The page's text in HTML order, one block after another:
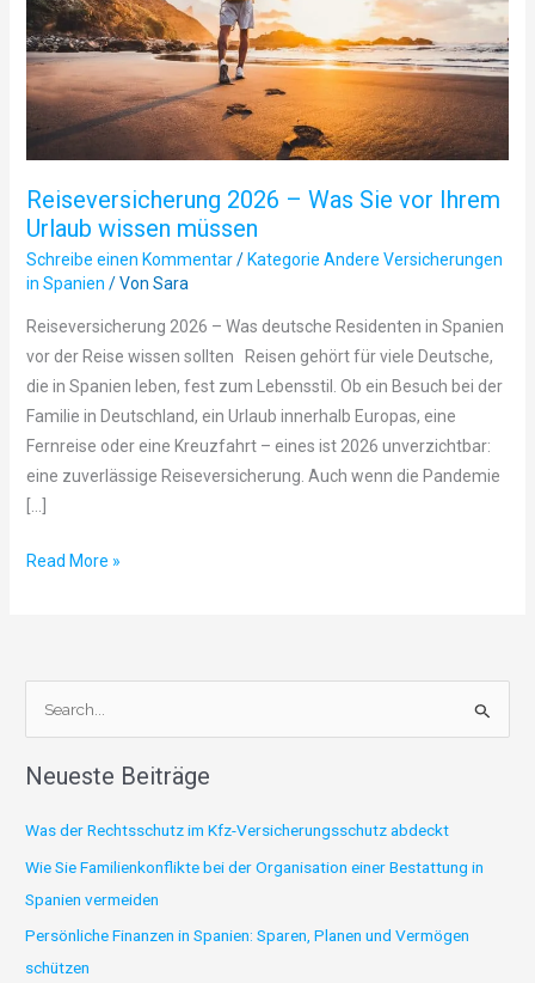
Reiseversicherung 2026 – Was Sie vor Ihrem
Urlaub wissen müssen
Schreibe einen Kommentar / Kategorie Andere Versicherungen
in Spanien / Von Sara
Reiseversicherung 2026 – Was deutsche Residenten in Spanien
vor der Reise wissen sollten Reisen gehört für viele Deutsche,
die in Spanien leben, fest zum Lebensstil. Ob ein Besuch bei der
Familie in Deutschland, ein Urlaub innerhalb Europas, eine
Fernreise oder eine Kreuzfahrt – eines ist 2026 unverzichtbar:
eine zuverlässige Reiseversicherung. Auch wenn die Pandemie
vor
Ihrem
Urlaub
wissen
Read More »
c
n
n
a
c
Neueste Beiträge
Was der Rechtsschutz im Kfz-Versicherungsschutz abdeckt
Wie Sie Familienkonflikte bei der Organisation einer Bestattung in
Spanien vermeiden
Persönliche Finanzen in Spanien: Sparen, Planen und Vermögen
schützen